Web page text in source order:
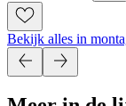
Bekijk alles in